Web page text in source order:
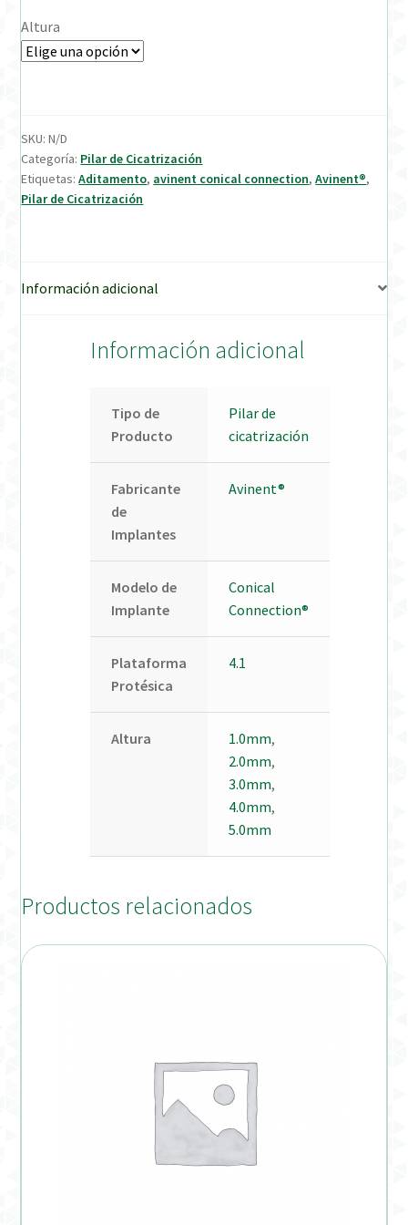
Verification Required
Altura
SKU:N/D
Categoría: Pilar de Cicatrización
Etiquetas:Aditamento, avinent conical connection,Avinent®,
Pilar de Cicatrización
Información adicional
Información adicional
Tipo de
Producto
Pilar de
cicatrización
Fabricante
de
Implantes
Avinent®
Modelo de
Implante
Conical
Connection®
Plataforma
Protésica
4.1
Altura 1.0mm,
2.0mm,
3.0mm,
4.0mm,
5.0mm
Productos relacionados